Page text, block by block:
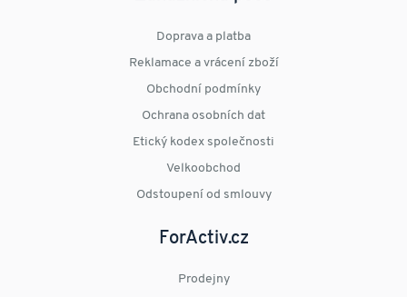
Doprava a platba
Reklamace a vrácení zboží
Obchodní podmínky
Ochrana osobních dat
Etický kodex společnosti
Velkoobchod
Odstoupení od smlouvy
ForActiv.cz
Prodejny